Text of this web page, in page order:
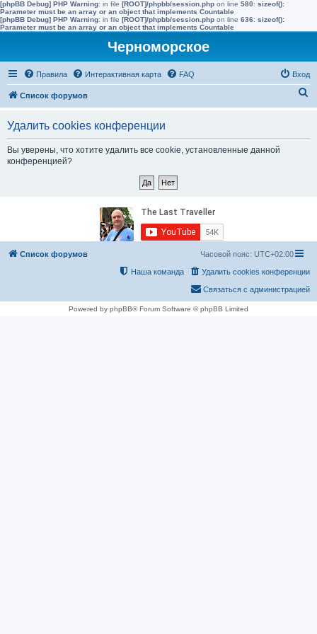
[phpBB Debug] PHP Warning: in file [ROOT]/phpbb/session.php on line 580: sizeof():
Parameter must be an array or an object that implements Countable
[phpBB Debug] PHP Warning: in file [ROOT]/phpbb/session.php on line 636: sizeof():
Parameter must be an array or an object that implements Countable
Черноморское
Правила Интерактивная карта FAQ Вход
Список форумов
Удалить cookies конференции
Вы уверены, что хотите удалить все cookie, установленные данной
конференцией?
Список форумов Часовой пояс: UTC+02:00
Удалить cookies конференции
Наша команда
Связаться с администрацией
Powered by phpBB® Forum Software © phpBB Limited